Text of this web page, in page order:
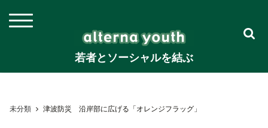
若者とソーシャルを結ぶ
未分類 津波防災 沿岸部に広げる「オレンジフラッグ」